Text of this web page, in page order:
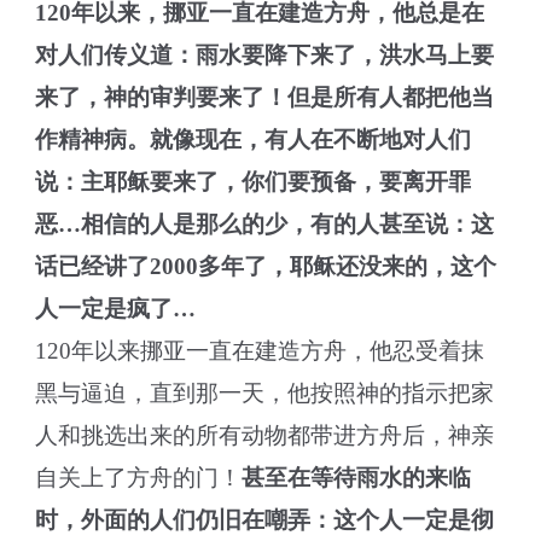
120年以来，挪亚一直在建造方舟，他总是在
对人们传义道：雨水要降下来了，洪水马上要
来了，神的审判要来了！但是所有人都把他当
作精神病。就像现在，有人在不断地对人们
说：主耶稣要来了，你们要预备，要离开罪
恶…相信的人是那么的少，有的人甚至说：这
话已经讲了2000多年了，耶稣还没来的，这个
人一定是疯了…
120年以来挪亚一直在建造方舟，他忍受着抹
黑与逼迫，直到那一天，他按照神的指示把家
人和挑选出来的所有动物都带进方舟后，神亲
自关上了方舟的门！甚至在等待雨水的来临
时，外面的人们仍旧在嘲弄：这个人一定是彻